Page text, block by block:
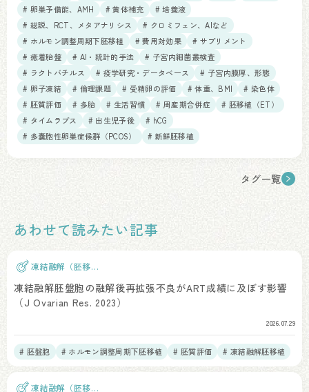
# 卵巣予備能、AMH
# 黄体補充
# 培養液
# 総説、RCT、メタアナリシス
# クロミフェン、AIなど
# ホルモン調整周期下胚移植
# 費用対効果
# サプリメント
# 癒着胎盤
# AI・統計的手法
# 子宮内細菌叢検査
# ラクトバチルス
# 疫学研究・データベース
# 子宮内膜厚、形態
# 卵子凍結
# 倫理課題 # 受精卵の評価 # 体重、BMI
# 染色体
# 胚質評価
# 多胎 # 生活習慣 # 周産期合併症
# 胚移植（ET）
# タイムラプス
# 出生児予後
# hCG
# 多嚢胞性卵巣症候群（PCOS）
# 新鮮胚移植
タグ一覧
あわせて読みたい記事
凍結融解（胚移
凍結融解胚盤胞の融解後再拡張不良がART成績に及ぼす影響
（J Ovarian Res. 2023）
2026.07.29
# 胚盤胞 # ホルモン調整周期下胚移植 # 胚質評価 # 凍結融解胚移植
凍結融解（胚移